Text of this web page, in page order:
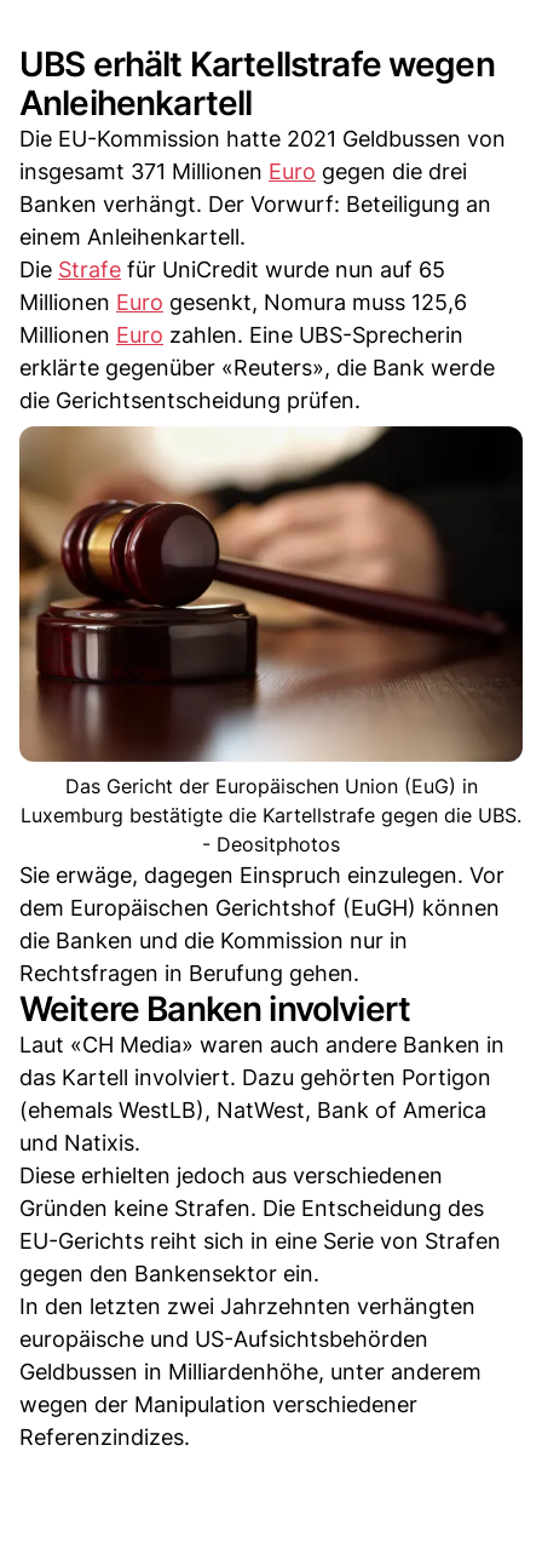
UBS erhält Kartellstrafe wegen
Anleihenkartell
Die EU-Kommission hatte 2021 Geldbussen von
insgesamt 371 Millionen Euro gegen die drei
Banken verhängt. Der Vorwurf: Beteiligung an
einem Anleihenkartell.
Die Strafe für UniCredit wurde nun auf 65
Millionen Euro gesenkt, Nomura muss 125,6
Millionen Euro zahlen. Eine UBS-Sprecherin
erklärte gegenüber «Reuters», die Bank werde
die Gerichtsentscheidung prüfen.
Das Gericht der Europäischen Union (EuG) in
Luxemburg bestätigte die Kartellstrafe gegen die UBS.
- Deositphotos
Sie erwäge, dagegen Einspruch einzulegen. Vor
dem Europäischen Gerichtshof (EuGH) können
die Banken und die Kommission nur in
Rechtsfragen in Berufung gehen.
Weitere Banken involviert
Laut «CH Media» waren auch andere Banken in
das Kartell involviert. Dazu gehörten Portigon
(ehemals WestLB), NatWest, Bank of America
und Natixis.
Diese erhielten jedoch aus verschiedenen
Gründen keine Strafen. Die Entscheidung des
EU-Gerichts reiht sich in eine Serie von Strafen
gegen den Bankensektor ein.
In den letzten zwei Jahrzehnten verhängten
europäische und US-Aufsichtsbehörden
Geldbussen in Milliardenhöhe, unter anderem
wegen der Manipulation verschiedener
Referenzindizes.